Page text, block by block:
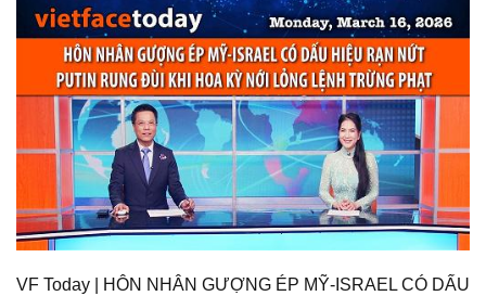
VF Today | HÔN NHÂN GƯỢNG ÉP MỸ-ISRAEL CÓ DẤU